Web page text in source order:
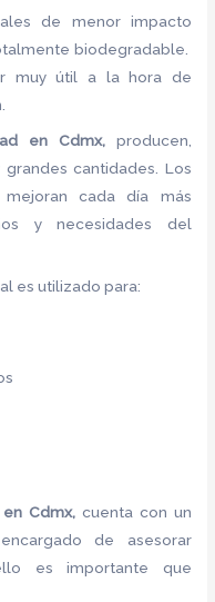
de menor impacto
biodegradable.
muy útil a la hora de
en Cdmx, producen,
cantidades. Los
cada día más
y necesidades del
es utilizado para:
Cdmx, cuenta con un
de asesorar
es importante que